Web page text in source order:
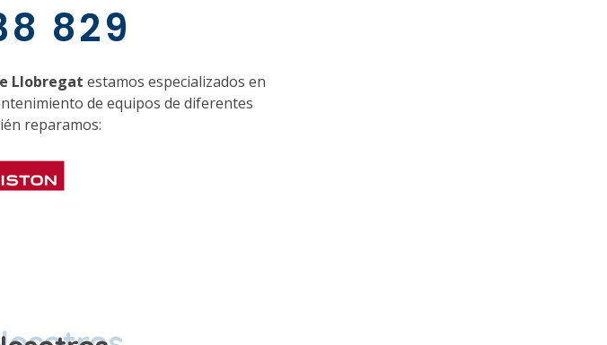
829
Llobregat estamos especializados en
de equipos de diferentes
reparamos:
que necesita